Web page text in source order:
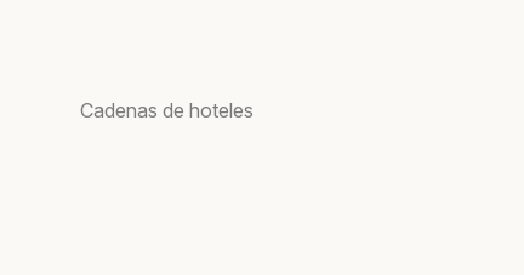
Cadenas de hoteles